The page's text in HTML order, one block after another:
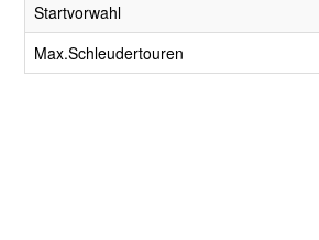
Startvorwahl
Max.Schleudertouren